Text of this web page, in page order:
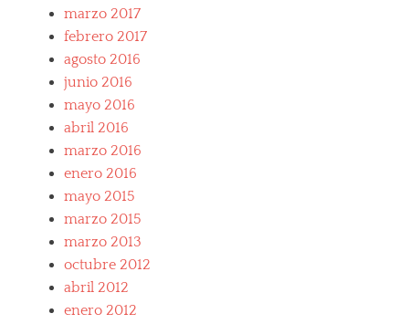
g
n
P
.
,
Q
t
t
v
marzo 2017
febrero 2017
agosto 2016
junio 2016
mayo 2016
abril 2016
marzo 2016
enero 2016
mayo 2015
marzo 2015
marzo 2013
octubre 2012
abril 2012
enero 2012